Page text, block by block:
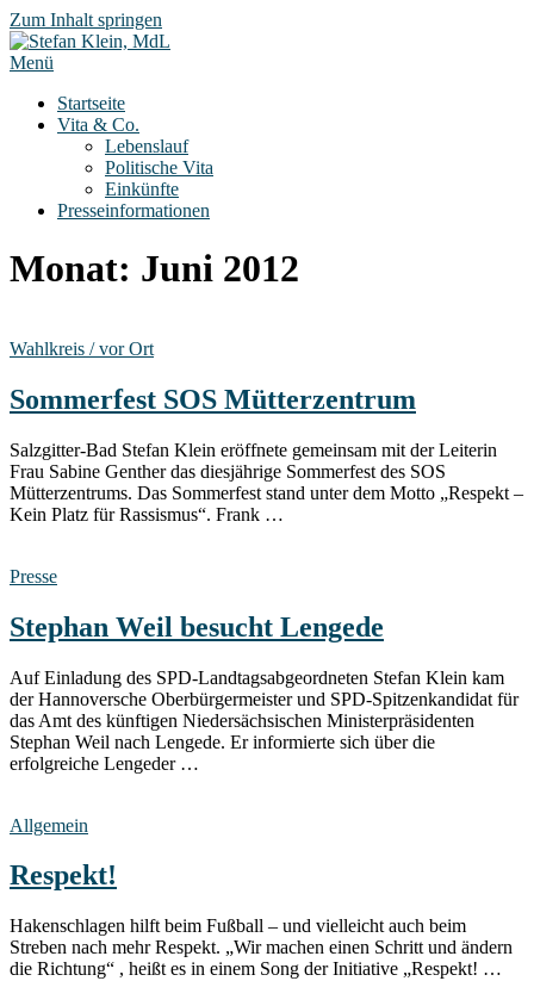
Zum Inhalt springen
Menü
Startseite
Vita & Co.
Lebenslauf
Politische Vita
Einkünfte
Presseinformationen
Monat: Juni 2012
Wahlkreis / vor Ort
Sommerfest SOS Mütterzentrum
Salzgitter-Bad Stefan Klein eröffnete gemeinsam mit der Leiterin
Frau Sabine Genther das diesjährige Sommerfest des SOS
Mütterzentrums. Das Sommerfest stand unter dem Motto „Respekt –
Kein Platz für Rassismus“. Frank …
Presse
Stephan Weil besucht Lengede
Auf Einladung des SPD-Landtagsabgeordneten Stefan Klein kam
der Hannoversche Oberbürgermeister und SPD-Spitzenkandidat für
das Amt des künftigen Niedersächsischen Ministerpräsidenten
Stephan Weil nach Lengede. Er informierte sich über die
erfolgreiche Lengeder …
Allgemein
Respekt!
Hakenschlagen hilft beim Fußball – und vielleicht auch beim
Streben nach mehr Respekt. „Wir machen einen Schritt und ändern
die Richtung“ , heißt es in einem Song der Initiative „Respekt! …